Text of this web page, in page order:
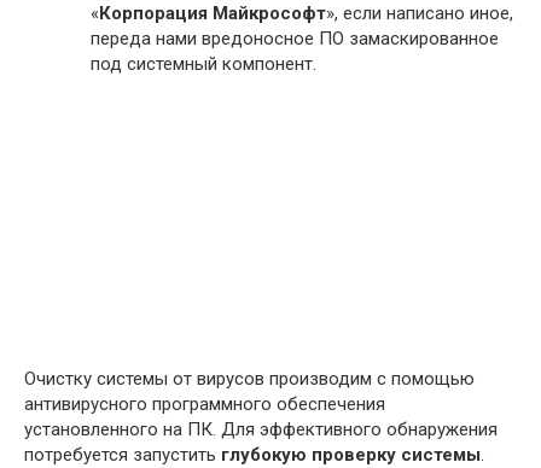
«Корпорация Майкрософт», если написано иное,
переда нами вредоносное ПО замаскированное
под системный компонент.
Очистку системы от вирусов производим с помощью
антивирусного программного обеспечения
установленного на ПК. Для эффективного обнаружения
потребуется запустить глубокую проверку системы.